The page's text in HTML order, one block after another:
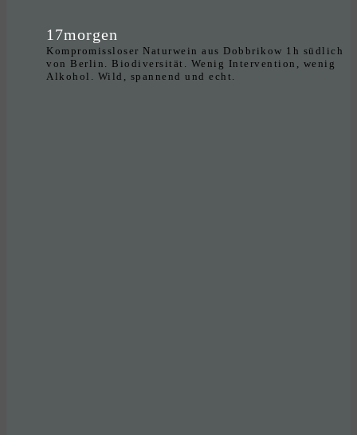
17morgen
Kompromissloser Naturwein aus Dobbrikow 1h südlich
von Berlin. Biodiversität. Wenig Intervention, wenig
Alkohol. Wild, spannend und echt.